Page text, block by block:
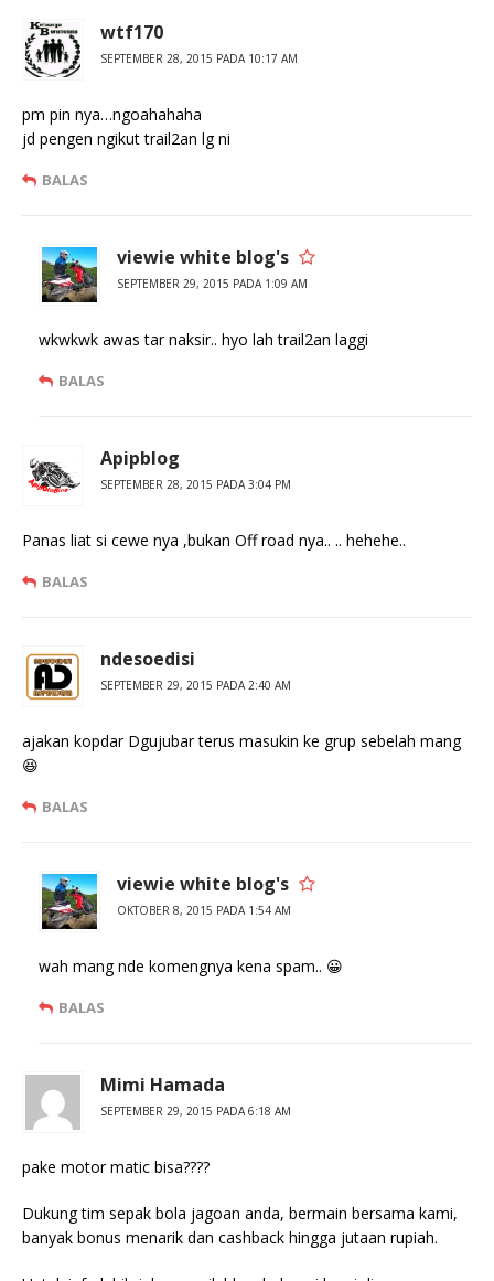
wtf170
SEPTEMBER 28, 2015 PADA 10:17 AM
pm pin nya…ngoahahaha
jd pengen ngikut trail2an lg ni
BALAS
viewie white blog's
SEPTEMBER 29, 2015 PADA 1:09 AM
wkwkwk awas tar naksir.. hyo lah trail2an laggi
BALAS
Apipblog
SEPTEMBER 28, 2015 PADA 3:04 PM
Panas liat si cewe nya ,bukan Off road nya.. .. hehehe..
BALAS
ndesoedisi
SEPTEMBER 29, 2015 PADA 2:40 AM
ajakan kopdar Dgujubar terus masukin ke grup sebelah mang
😆
BALAS
viewie white blog's
OKTOBER 8, 2015 PADA 1:54 AM
wah mang nde komengnya kena spam.. 😀
BALAS
Mimi Hamada
SEPTEMBER 29, 2015 PADA 6:18 AM
pake motor matic bisa????
Dukung tim sepak bola jagoan anda, bermain bersama kami,
banyak bonus menarik dan cashback hingga jutaan rupiah.